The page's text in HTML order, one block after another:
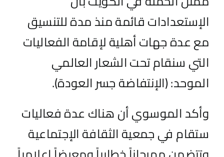
الإستعدادات قائمة منذ مدة للتنسيق
مع عدة جهات أهلية لإقامة الفعاليات
التي سنقام تحت الشعار العالمي
الموحد: (الإنتفاضة جسر العودة).
وأكد الموسوي أن هناك عدة فعاليات
ستقام في جمعية الثقافة الإجتماعية